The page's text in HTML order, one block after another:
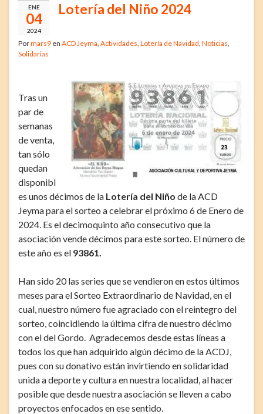
ENE
04
2024
Lotería del Niño 2024
Pormars9 en ACD Jeyma, Actividades, Lotería de Navidad, Noticias,
Solidarias
Tras un
par de
semanas
de venta,
tan sólo
quedan
disponibl
es unos décimos de la Lotería del Niño de la ACD
Jeymapara el sorteo a celebrar el próximo 6 de Enero de
2024. Es el decimoquinto año consecutivo que la
asociación vende décimos para este sorteo. El número de
este año es el 93861.
Han sido 20 las series que se vendieron en estos últimos
meses para el Sorteo Extraordinario de Navidad, en el
cual, nuestro número fue agraciado con el reintegro del
sorteo, coincidiendo la última cifra de nuestro décimo
con el del Gordo. Agradecemos desde estas líneas a
todos los que han adquirido algún décimo de la ACDJ,
pues con su donativo están invirtiendo en solidaridad
unida a deporte y cultura en nuestra localidad, al hacer
posible que desde nuestra asociación se lleven a cabo
proyectos enfocados en ese sentido.